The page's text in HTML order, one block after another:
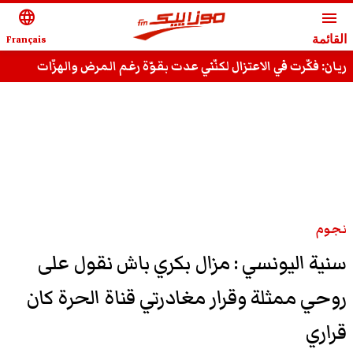
menu
القائمة
language
Français
ريان: فكّرت في الاعتزال لكنّني عدت بقوّة رغم المرض والهزّات
نجوم
سنية اليونسي : مزال بكري باش نقول على
روحي ممثلة وقرار مغادرتي قناة الحرة كان
قراري